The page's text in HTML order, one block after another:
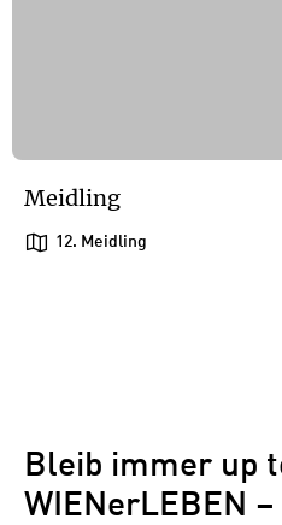
Meidling
12. Meidling
Bleib immer up
WIENerLEBEN –